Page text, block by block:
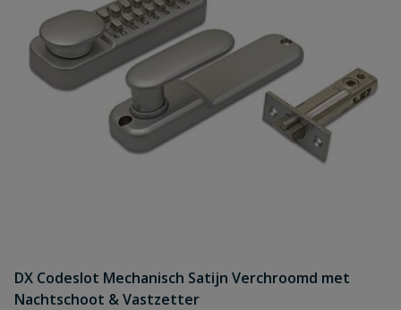
DX Codeslot Mechanisch Satijn Verchroomd met
Nachtschoot & Vastzetter